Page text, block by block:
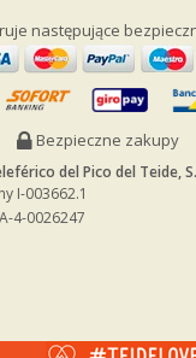
następujące
Bezpieczne zakupy
del Pico del Teide,
I-003662.1
4-0026247